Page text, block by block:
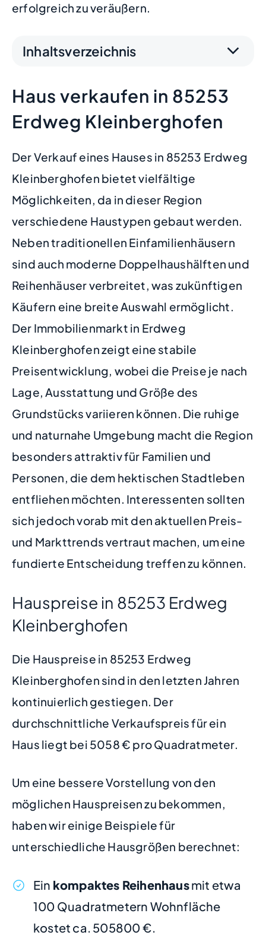
erfolgreich zu veräußern.
Inhaltsverzeichnis
Haus verkaufen in 85253
Erdweg Kleinberghofen
Der Verkauf eines Hauses in 85253 Erdweg
Kleinberghofen bietet vielfältige
Möglichkeiten, da in dieser Region
verschiedene Haustypen gebaut werden.
Neben traditionellen Einfamilienhäusern
sind auch moderne Doppelhaushälften und
Reihenhäuser verbreitet, was zukünftigen
Käufern eine breite Auswahl ermöglicht.
Der Immobilienmarkt in Erdweg
Kleinberghofen zeigt eine stabile
Preisentwicklung, wobei die Preise je nach
Lage, Ausstattung und Größe des
Grundstücks variieren können. Die ruhige
und naturnahe Umgebung macht die Region
besonders attraktiv für Familien und
Personen, die dem hektischen Stadtleben
entfliehen möchten. Interessenten sollten
sich jedoch vorab mit den aktuellen Preis-
und Markttrends vertraut machen, um eine
fundierte Entscheidung treffen zu können.
Hauspreise in 85253 Erdweg
Kleinberghofen
Die Hauspreise in 85253 Erdweg
Kleinberghofen sind in den letzten Jahren
kontinuierlich gestiegen. Der
durchschnittliche Verkaufspreis für ein
Haus liegt bei 5058 € pro Quadratmeter.
Um eine bessere Vorstellung von den
möglichen Hauspreisen zu bekommen,
haben wir einige Beispiele für
unterschiedliche Hausgrößen berechnet:
Ein kompaktes Reihenhausmit etwa
100 Quadratmetern Wohnfläche
kostet ca. 505800 €.